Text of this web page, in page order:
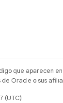
que aparecen
Oracle o sus
(UTC)